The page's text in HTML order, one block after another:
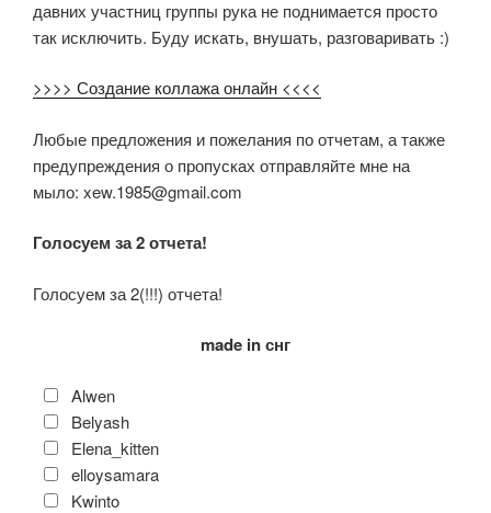
давних участниц группы рука не поднимается просто
так исключить. Буду искать, внушать, разговаривать :)
>>>> Создание коллажа онлайн <<<<
Любые предложения и пожелания по отчетам, а также
предупреждения о пропусках отправляйте мне на
мыло: xew.1985@gmail.com
Голосуем за 2 отчета!
Голосуем за 2(!!!) отчета!
made in снг
Alwen
Belyash
Elena_kitten
elloysamara
Kwinto